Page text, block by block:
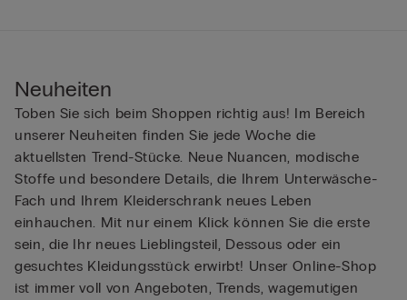
Neuheiten
Toben Sie sich beim Shoppen richtig aus! Im Bereich
unserer Neuheiten finden Sie jede Woche die
aktuellsten Trend-Stücke. Neue Nuancen, modische
Stoffe und besondere Details, die Ihrem Unterwäsche-
Fach und Ihrem Kleiderschrank neues Leben
einhauchen. Mit nur einem Klick können Sie die erste
sein, die Ihr neues Lieblingsteil, Dessous oder ein
gesuchtes Kleidungsstück erwirbt! Unser Online-Shop
ist immer voll von Angeboten, Trends, wagemutigen